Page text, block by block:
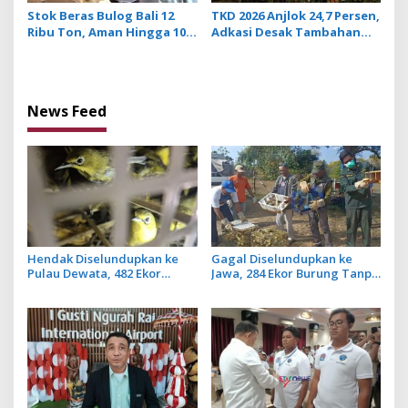
Stok Beras Bulog Bali 12
Ribu Ton, Aman Hingga 10
TKD 2026 Anjlok 24,7 Persen,
Adkasi Desak Tambahan
News Feed
Hendak Diselundupkan ke
Pulau Dewata, 482 Ekor
Gagal Diselundupkan ke
Jawa, 284 Ekor Burung Tanpa